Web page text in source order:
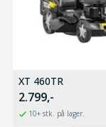
XT 460TR
2.799,-
10+ stk. på lager.